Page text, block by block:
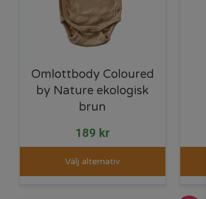
Omlottbody Coloured
by Nature ekologisk
brun
189 kr
Välj alternativ